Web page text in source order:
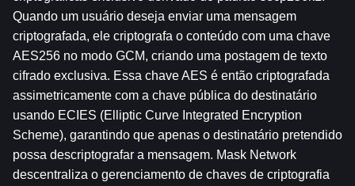
Quando um usuário deseja enviar uma mensagem
criptografada, ele criptografa o conteúdo com uma chave
AES256 no modo GCM, criando uma postagem de texto
cifrado exclusiva. Essa chave AES é então criptografada
assimetricamente com a chave pública do destinatário
usando ECIES (Elliptic Curve Integrated Encryption
Scheme), garantindo que apenas o destinatário pretendido
possa descriptografar a mensagem. Mask Network
descentraliza o gerenciamento de chaves de criptografia